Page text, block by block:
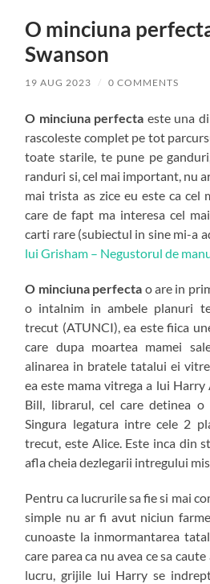
O minciuna
Swanson
19 AUG 2023 / 0 COMMENTS
O minciuna perfecta este una
rascoleste complet pe tot
toate starile, te pune pe
randuri si, cel mai important, nu
mai trista as zice eu este ca cel
care de fapt ma interesa cel
carti rare (subiectul in sine mi-a
lui Grisham – Negustorul de
O minciuna perfecta o are in
o intalnim in ambele planuri
trecut (ATUNCI), ea este fiica
care dupa moartea mamei
alinarea in bratele tatalui ei
ea este mama vitrega a lui
Bill, librarul, cel care detinea
Singura legatura intre cele 2
trecut, este Alice. Este inca din
afla cheia dezlegarii intregului
Pentru ca lucrurile sa fie si mai
simple nu ar fi avut niciun
cunoaste la inmormantarea
care parea ca nu avea ce sa
lucru, grijile lui Harry se